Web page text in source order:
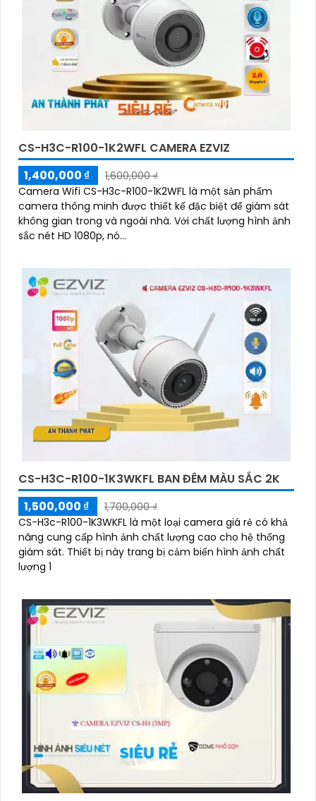
CS-H3C-R100-1K2WFL CAMERA EZVIZ
1,400,000 ₫
1,600,000 ₫
Camera Wifi CS-H3c-R100-1K2WFL là một sản phẩm
camera thông minh được thiết kế đặc biệt để giám sát
không gian trong và ngoài nhà. Với chất lượng hình ảnh
sắc nét HD 1080p, nó...
CS-H3C-R100-1K3WKFL BAN ĐÊM MÀU SẮC 2K
1,500,000 ₫
1,700,000 ₫
CS-H3c-R100-1K3WKFL là một loại camera giá rẻ có khả
năng cung cấp hình ảnh chất lượng cao cho hệ thống
giám sát. Thiết bị này trang bị cảm biến hình ảnh chất
lượng 1